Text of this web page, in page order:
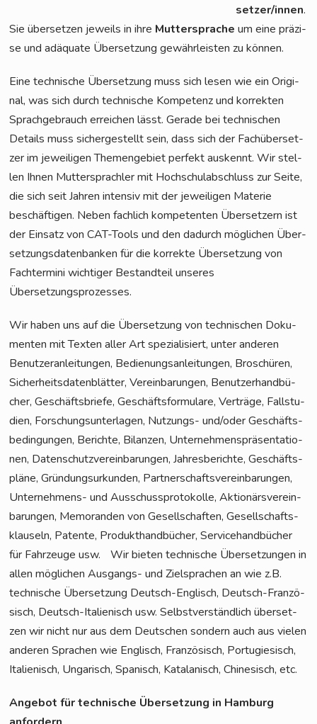
set­zer/in­nen.
Sie über­set­zen jeweils in ihre Mut­ter­spra­che um eine prä­zi­
se und adäqua­te Über­set­zung gewähr­leis­ten zu können.
Eine tech­ni­sche Über­set­zung muss sich lesen wie ein Ori­gi­
nal, was sich durch tech­ni­sche Kom­pe­tenz und kor­rek­ten
Sprach­ge­brauch errei­chen lässt. Gera­de bei tech­ni­schen
Details muss sicher­ge­stellt sein, dass sich der Fach­über­set­
zer im jewei­li­gen The­men­ge­biet per­fekt aus­kennt. Wir stel­
len Ihnen Mut­ter­sprach­ler mit Hoch­schul­ab­schluss zur Sei­te,
die sich seit Jah­ren inten­siv mit der jewei­li­gen Mate­rie
beschäf­ti­gen. Neben fach­lich kom­pe­ten­ten Über­set­zern ist
der Ein­satz von CAT-Tools und den dadurch mög­li­chen Über­
set­zungs­da­ten­ban­ken für die kor­rek­te Über­set­zung von
Fach­ter­mi­ni wich­ti­ger Bestand­teil unse­res
Übersetzungsprozesses.
Wir haben uns auf die Über­set­zung von tech­ni­schen Doku­
men­ten mit Tex­ten aller Art spe­zia­li­siert, unter ande­ren
Benut­zer­an­lei­tun­gen, Bedie­nungs­an­lei­tun­gen, Bro­schü­ren,
Sicher­heits­da­ten­blät­ter, Ver­ein­ba­run­gen, Benut­zer­hand­bü­
cher, Geschäfts­brie­fe, Geschäfts­for­mu­la­re, Ver­trä­ge, Fall­stu­
di­en, For­schungs­un­ter­la­gen, Nut­zungs- und/oder Geschäfts­
be­din­gun­gen, Berich­te, Bilan­zen, Unter­neh­mens­prä­sen­ta­tio­
nen, Daten­schutz­ver­ein­ba­run­gen, Jah­res­be­rich­te, Geschäfts­
plä­ne, Grün­dungs­ur­kun­den, Part­ner­schafts­ver­ein­ba­run­gen,
Unter­neh­mens- und Aus­schuss­pro­to­kol­le, Aktio­närs­ver­ein­
ba­run­gen, Memo­ran­den von Gesell­schaf­ten, Gesell­schafts­
klau­seln, Paten­te, Pro­dukt­hand­bü­cher, Ser­vice­hand­bü­cher
für Fahr­zeu­ge usw. Wir bie­ten tech­ni­sche Über­set­zun­gen in
allen mög­li­chen Aus­gangs- und Ziel­spra­chen an wie z.B.
tech­ni­sche Über­set­zung Deutsch-Eng­lisch, Deutsch-Fran­zö­
sisch, Deutsch-Ita­lie­nisch usw. Selbst­ver­ständ­lich über­set­
zen wir nicht nur aus dem Deut­schen son­dern auch aus vie­len
ande­ren Spra­chen wie Eng­lisch, Fran­zö­sisch, Por­tu­gie­sisch,
Ita­lie­nisch, Unga­risch, Spa­nisch, Kata­la­nisch, Chi­ne­sisch, etc.
Ange­bot für tech­ni­sche Über­set­zung in Ham­burg